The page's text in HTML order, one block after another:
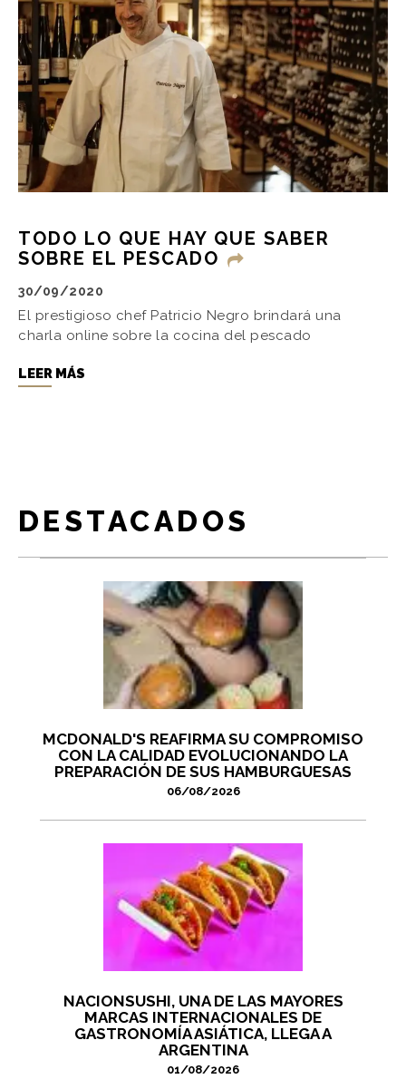
TODO LO QUE HAY QUE SABER
SOBRE EL PESCADO
30/09/2020
El prestigioso chef Patricio Negro brindará una
charla online sobre la cocina del pescado
LEER MÁS
DESTACADOS
MCDONALD'S REAFIRMA SU COMPROMISO
CON LA CALIDAD EVOLUCIONANDO LA
PREPARACIÓN DE SUS HAMBURGUESAS
06/08/2026
NACIONSUSHI, UNA DE LAS MAYORES
MARCAS INTERNACIONALES DE
GASTRONOMÍA ASIÁTICA, LLEGA A
ARGENTINA
01/08/2026